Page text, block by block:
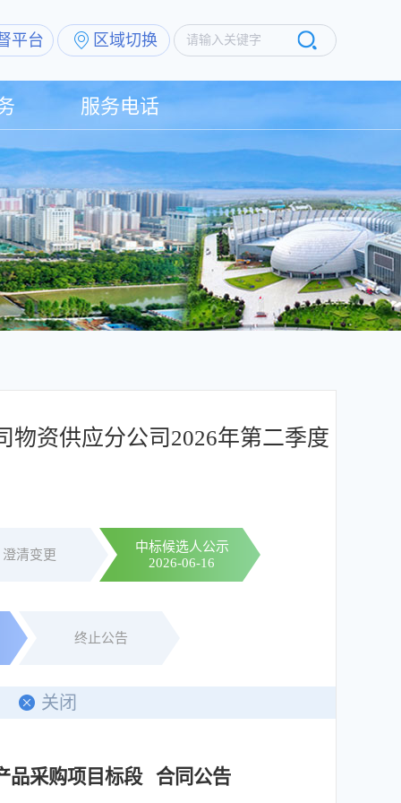
平台 区域切换 请输入关键字
服务电话
物资供应分公司2026年第二季度
澄清变更
中标候选人公示
2026-06-16
终止公告
关闭
品采购项目标段 合同公告